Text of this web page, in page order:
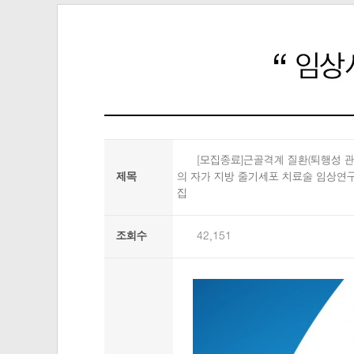
제목
[모집종료]근골격계 질환(퇴행성
의 자가 지방 줄기세포 치료술 임상연
집
조회수 42,151